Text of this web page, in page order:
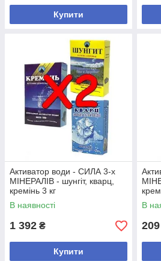
Купити
Активатор води - СИЛА 3-х
МІНЕРАЛІВ - шунгіт, кварц,
кремінь 3 кг
В наявності
1 392 ₴
Купити
В
209